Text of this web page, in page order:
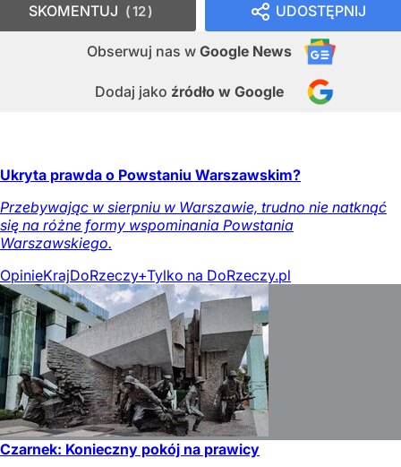
UDOSTĘPNIJ
Obserwuj nas w Google News
Dodaj jako źródło w Google
SKOMENTUJ 12
Ukryta prawda o Powstaniu Warszawskim?
Przebywając w sierpniu w Warszawie, trudno nie natknąć
się na różne formy wspominania Powstania
Warszawskiego.
OpinieKrajDoRzeczy+Tylko na DoRzeczy.pl
Czarnek: Konieczny pokój na prawicy